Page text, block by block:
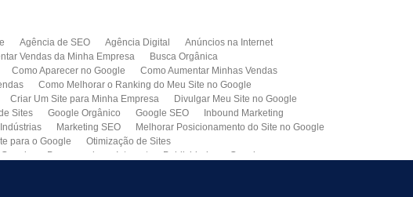
Agência de SEO Agência Digital
Anúncios na Internet
Vendas da Minha Empresa
Busca Orgânica
Como Aparecer no Google
Como Aumentar Minhas Vendas
Como Melhorar o Ranking do Meu Site no Google
Criar Um Site para Minha Empresa
Divulgar Meu Site no Google
Sites Google Orgânico Google SEO
Inbound Marketing
Marketing SEO
Melhorar Posicionamento do Site no Google
para o Google
Otimização de Sites
Propaganda na Internet
Publicidade no Google